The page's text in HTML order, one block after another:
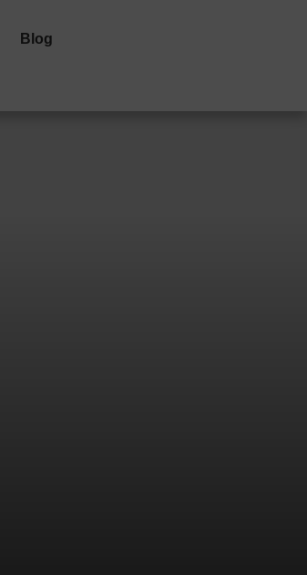
Blog